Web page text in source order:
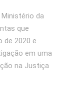
da
que
de 2020 e
em uma
na Justiça